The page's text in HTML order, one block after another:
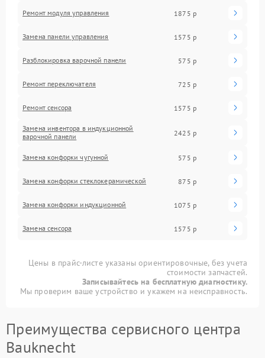
Ремонт модуля управления 1875 р
Замена панели управления 1575 р
Разблокировка варочной панели 575 р
Ремонт переключателя 725 р
Ремонт сенсора 1575 р
Замена инвентора в индукционной
варочной панели
2425 р
Замена конфорки чугунной 575 р
Замена конфорки стеклокерамической 875 р
Замена конфорки индукционной 1075 р
Замена сенсора 1575 р
Цены в прайс-листе указаны ориентировочные, без учета
стоимости запчастей.
Записывайтесь на бесплатную диагностику.
Мы проверим ваше устройство и укажем на неисправность.
Преимущества сервисного центра
Bauknecht